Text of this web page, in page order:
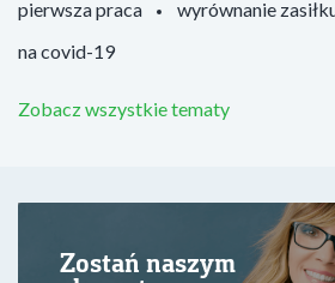
pierwsza praca
wyrównanie
na covid-19
Zobacz wszystkie tematy
Zostań naszym